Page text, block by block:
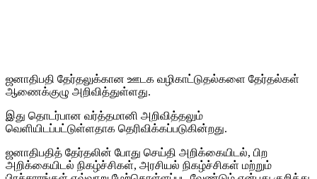
ஜனாதிபதி தேர்தலுக்கான ஊடக வழிகாட்டுதல்களை தேர்தல்கள்
ஆணைக்குழு அறிவித்துள்ளது.
இது தொடர்பான வர்த்தமானி அறிவித்தலும்
வெளியிடப்பட்டுள்ளதாக தெரிவிக்கப்படுகின்றது.
ஜனாதிபதித் தேர்தலின் போது செய்தி அறிக்கையிடல், பிற
அறிக்கையிடல் நிகழ்ச்சிகள், அரசியல் நிகழ்ச்சிகள் மற்றும்